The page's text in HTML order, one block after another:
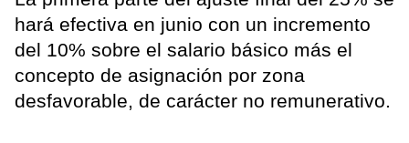
hará efectiva en junio con un incremento
del 10% sobre el salario básico más el
concepto de asignación por zona
desfavorable, de carácter no remunerativo.